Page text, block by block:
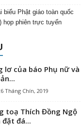
biểu Phật giáo toàn quốc
họp phiên trực tuyến
lơ của báo Phụ nữ và
Tháng Chín, 2019
toạ Thích Đồng Ngộ
đá...